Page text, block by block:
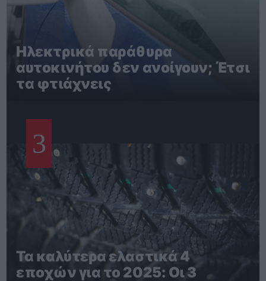
Ηλεκτρικά παράθυρα
αυτοκινήτου δεν ανοίγουν; Έτσι
τα φτιάχνεις
3
Τα καλύτερα ελαστικά 4
εποχών για το 2025: Οι 3